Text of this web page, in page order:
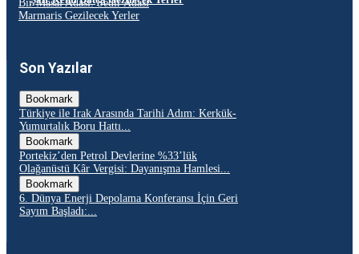
Bir Masal Adası: Sedir Adası
Marmaris Gezilecek Yerler
Son Yazılar
Bookmark
Türkiye ile Irak Arasında Tarihi Adım: Kerkük-
Yumurtalık Boru Hattı...
Bookmark
Portekiz’den Petrol Devlerine %33’lük
Olağanüstü Kâr Vergisi: Dayanışma Hamlesi...
Bookmark
6. Dünya Enerji Depolama Konferansı İçin Geri
Sayım Başladı:...